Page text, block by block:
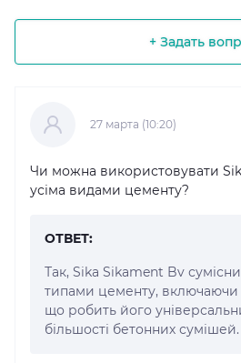
+ Задать
27 марта (10:20)
Чи можна використовувати
усіма видами цементу?
ОТВЕТ:
Так, Sika Sikament Bv
типами цементу, включаючи
що робить його
більшості бетонних сумішей.